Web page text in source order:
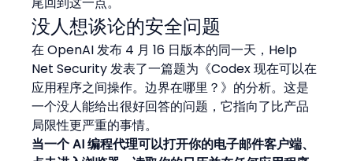
没人想谈论的安全问题
在 OpenAI 发布 4 月 16 日版本的同一天，Help
Net Security 发表了一篇题为《Codex 现在可以在
应用程序之间操作。边界在哪里？》的分析。这是
一个没人能给出很好回答的问题，它指向了比产品
局限性更严重的事情。
当一个 AI 编程代理可以打开你的电子邮件客户端、